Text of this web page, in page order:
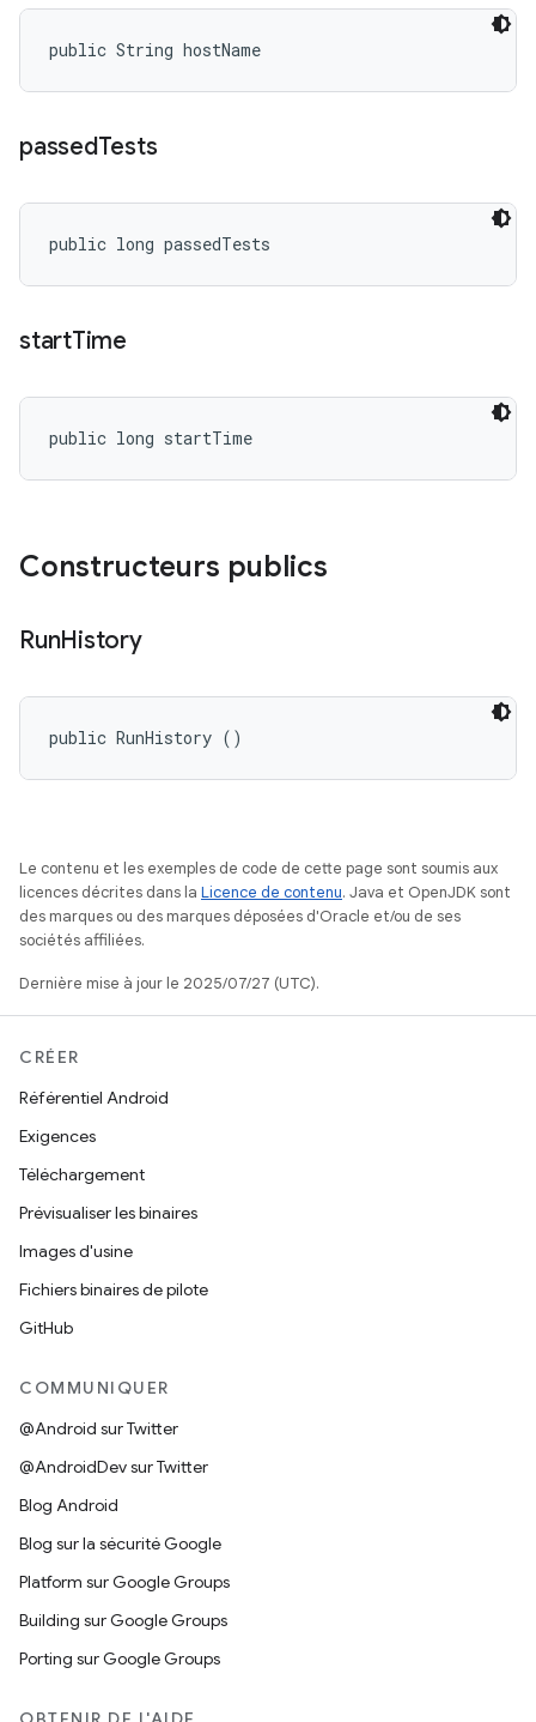
public String hostName
passedTests
public long passedTests
startTime
public long startTime
Constructeurs publics
RunHistory
public RunHistory ()
Le contenu et les exemples de code de cette page sont soumis aux
licences décrites dans la Licence de contenu. Java et OpenJDK sont
des marques ou des marques déposées d'Oracle et/ou de ses
sociétés affiliées.
Dernière mise à jour le 2025/07/27 (UTC).
CRÉER
Référentiel Android
Exigences
Téléchargement
Prévisualiser les binaires
Images d'usine
Fichiers binaires de pilote
GitHub
COMMUNIQUER
@Android sur Twitter
@AndroidDev sur Twitter
Blog Android
Blog sur la sécurité Google
Platform sur Google Groups
Building sur Google Groups
Porting sur Google Groups